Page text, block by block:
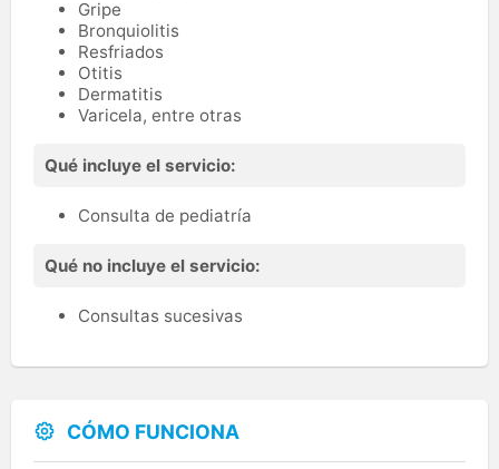
Gripe
Bronquiolitis
Resfriados
Otitis
Dermatitis
Varicela, entre otras
Qué incluye el servicio:
Consulta de pediatría
Qué no incluye el servicio:
Consultas sucesivas
CÓMO FUNCIONA